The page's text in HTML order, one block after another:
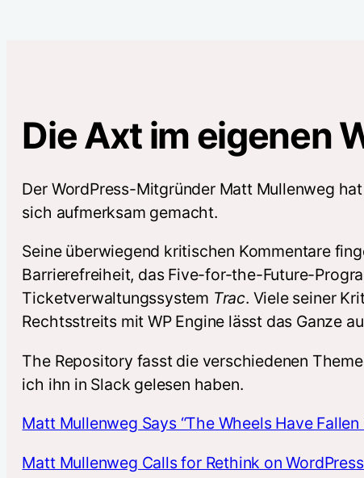
Die Axt im eigenen
Der WordPress-Mitgründer Matt Mullenweg
sich aufmerksam gemacht.
Seine überwiegend kritischen Kommentare
Barrierefreiheit, das Five-for-the-Future-
Ticketverwaltungssystem Trac. Viele seiner
Rechtsstreits mit WP Engine lässt das Ganze
The Repository fasst die verschiedenen
ich ihn in Slack gelesen haben.
Matt Mullenweg Says “The Wheels Have
Matt Mullenweg Calls for Rethink on